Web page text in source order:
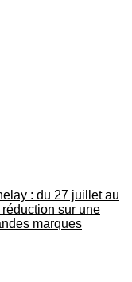
: du 27 juillet au
sur une
marques